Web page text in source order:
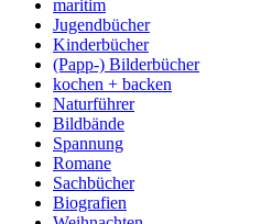
maritim
Jugendbücher
Kinderbücher
(Papp-) Bilderbücher
kochen + backen
Naturführer
Bildbände
Spannung
Romane
Sachbücher
Biografien